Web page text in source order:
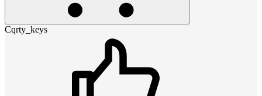
Cqrty_keys